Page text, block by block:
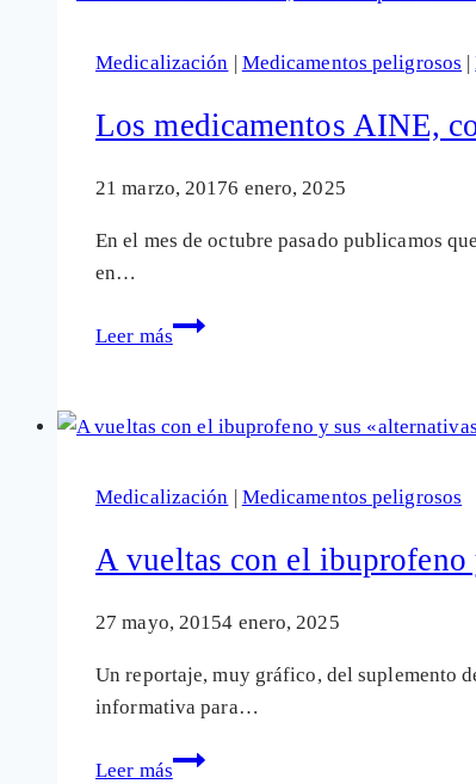
malformaciones
por
un
fármaco
de
Medicalización Medicamentos peligrosos |
Los medicamentos AINE,
21 marzo, 20176 enero, 2025
En el mes de octubre pasado publicamos
en…
Leer más
Los
como
ofrecen
gran
riesgo
Medicalización Medicamentos peligrosos
A vueltas con el
27 mayo, 20154 enero, 2025
Un reportaje, muy gráfico, del suplemento
informativa para…
Leer más
A